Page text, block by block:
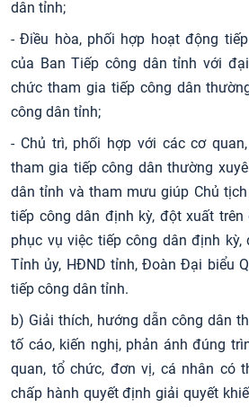
dân tỉnh;
- Điều hòa, phối hợp hoạt động
của Ban Tiếp công dân tỉnh với
chức tham gia tiếp công dân
công dân tỉnh;
- Chủ trì, phối hợp với các cơ
tham gia tiếp công dân thường
dân tỉnh và tham mưu giúp Chủ
tiếp công dân định kỳ, đột xuất
phục vụ việc tiếp công dân định
Tỉnh ủy, HĐND tỉnh, Đoàn Đại biểu
tiếp công dân tỉnh.
b) Giải thích, hướng dẫn công dân
tố cáo, kiến nghị, phản ánh đúng
quan, tổ chức, đơn vị, cá nhân có
chấp hành quyết định giải quyết